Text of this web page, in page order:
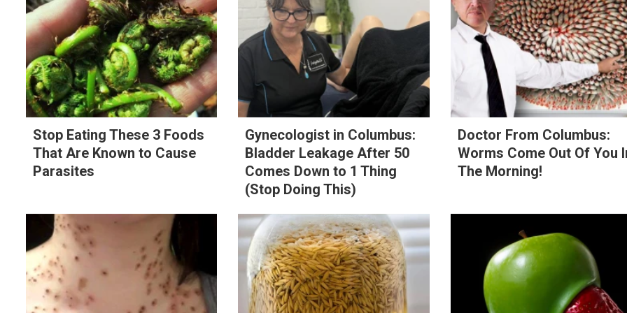
Stop Eating These 3 Foods
That Are Known to Cause
Parasites
Gynecologist in Columbus:
Bladder Leakage After 50
Comes Down to 1 Thing
(Stop Doing This)
Doctor From Columbus:
Worms Come Out Of You
The Morning!